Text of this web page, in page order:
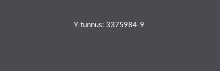
Y-tunnus: 3375984-9